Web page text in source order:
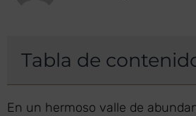
Tabla de
En un hermoso valle de